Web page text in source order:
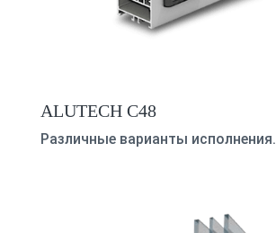
ALUTECH С48
Различные варианты исполнения.